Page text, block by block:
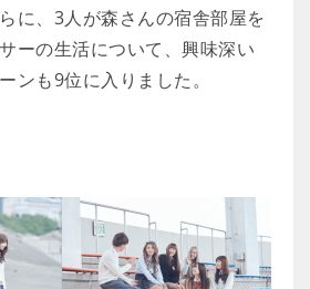
に、3人が森さんの宿舎部屋を
ーの生活について、興味深い
ンも9位に入りました。